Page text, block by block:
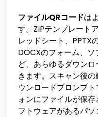
ファイルQRコードは
す。ZIPテンプレート
レッドシート、PPTX
DOCXのフォーム、
ど、あらゆるダウン
きます。スキャン後
ウンロードプロンプ
ォンにファイルが保
フトウェアがあるパソ